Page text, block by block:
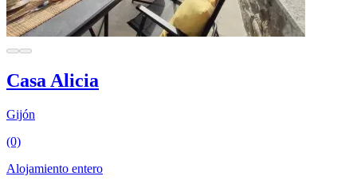
Casa Alicia
Gijón
(0)
Alojamiento entero